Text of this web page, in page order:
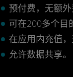
预付费，无额外
可在200多个目
在应用内充值，
允许数据共享。